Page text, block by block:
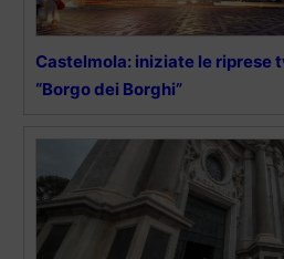
Castelmola: iniziate le riprese
“Borgo dei Borghi”